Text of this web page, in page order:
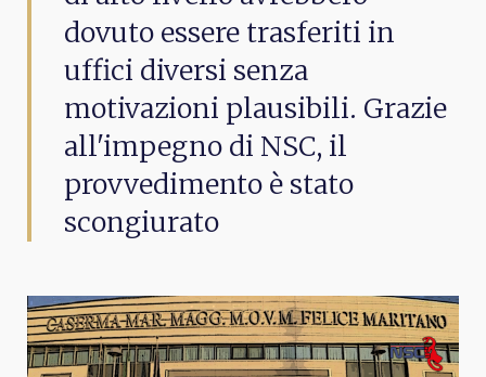
dovuto essere trasferiti in
uffici diversi senza
motivazioni plausibili. Grazie
all'impegno di NSC, il
provvedimento è stato
scongiurato